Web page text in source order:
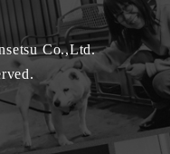
Co.,Ltd.